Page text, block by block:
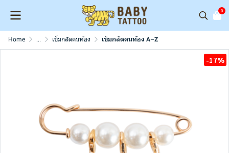
0
Home ... เข็มกลัดคนท้อง เข็มกลัดคนท้อง A–Z
-17%